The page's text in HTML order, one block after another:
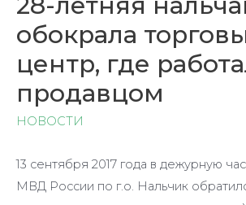
обокрала
центр, где
продавцом
НОВОСТИ
13 сентября 2017 года в дежурную
МВД России по г.о. Нальчик